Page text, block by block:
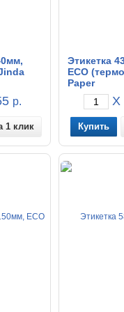
р.
1 клик
Этикетка
ECO
Paper
X